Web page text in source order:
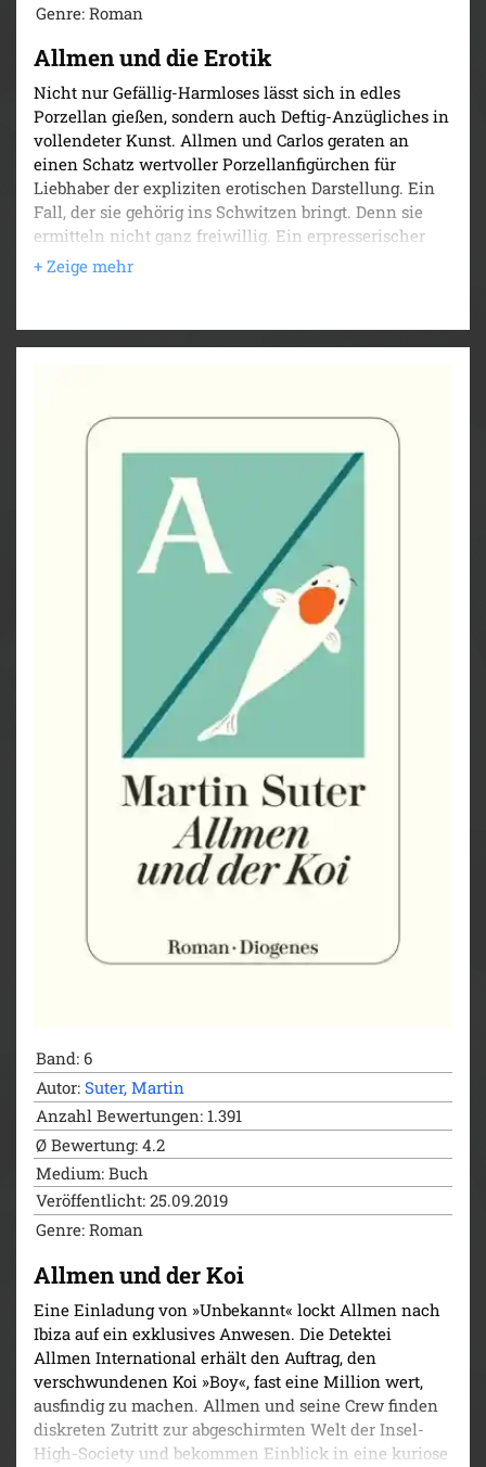
Genre: Roman
Allmen und die Erotik
Nicht nur Gefällig-Harmloses lässt sich in edles
Porzellan gießen, sondern auch Deftig-Anzügliches in
vollendeter Kunst. Allmen und Carlos geraten an
einen Schatz wertvoller Porzellanfigürchen für
Liebhaber der expliziten erotischen Darstellung. Ein
Fall, der sie gehörig ins Schwitzen bringt. Denn sie
ermitteln nicht ganz freiwillig. Ein erpresserischer
Komplize hat sie in der Hand.
Band: 6
Autor: Suter, Martin
Anzahl Bewertungen: 1.391
Ø Bewertung: 4.2
Medium: Buch
Veröffentlicht: 25.09.2019
Genre: Roman
Allmen und der Koi
Eine Einladung von »Unbekannt« lockt Allmen nach
Ibiza auf ein exklusives Anwesen. Die Detektei
Allmen International erhält den Auftrag, den
verschwundenen Koi »Boy«, fast eine Million wert,
ausfindig zu machen. Allmen und seine Crew finden
diskreten Zutritt zur abgeschirmten Welt der Insel-
High-Society und bekommen Einblick in eine kuriose